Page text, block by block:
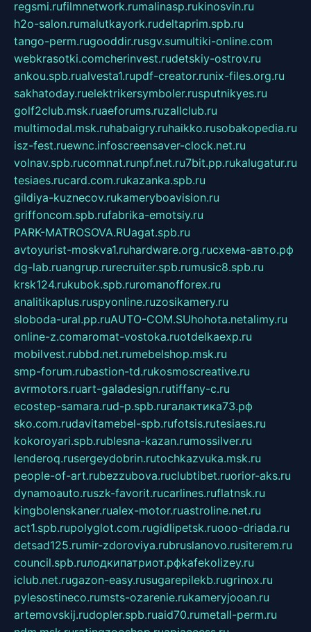
regsmi.rufilmnetwork.rumalinasp.rukinosvin.ru
h2o-salon.rumalutkayork.rudeltaprim.spb.ru
tango-perm.rugooddir.rusgv.sumultiki-online.com
webkrasotki.comcherinvest.rudetskiy-ostrov.ru
ankou.spb.rualvesta1.rupdf-creator.runix-files.org.ru
sakhatoday.ruelektrikersymboler.rusputnikyes.ru
golf2club.msk.ruaeforums.ruzallclub.ru
multimodal.msk.ruhabaigry.ruhaikko.rusobakopedia.ru
isz-fest.ruewnc.infoscreensaver-clock.net.ru
volnav.spb.rucomnat.runpf.net.ru7bit.pp.rukalugatur.ru
tesiaes.rucard.com.rukazanka.spb.ru
gildiya-kuznecov.rukameryboavision.ru
griffoncom.spb.rufabrika-emotsiy.ru
PARK-MATROSOVA.RUagat.spb.ru
avtoyurist-moskva1.ruhardware.org.ruсхема-авто.рф
dg-lab.ruangrup.rurecruiter.spb.rumusic8.spb.ru
krsk124.rukubok.spb.ruromanofforex.ru
analitikaplus.ruspyonline.ruzosikamery.ru
sloboda-ural.pp.ruAUTO-COM.SUhohota.netalimy.ru
online-z.comaromat-vostoka.ruotdelkaexp.ru
mobilvest.rubbd.net.rumebelshop.msk.ru
smp-forum.rubastion-td.rukosmoscreative.ru
avrmotors.ruart-galadesign.rutiffany-c.ru
ecostep-samara.rud-p.spb.ruгалактика73.рф
sko.com.rudavitamebel-spb.rufotsis.rutesiaes.ru
kokoroyari.spb.rublesna-kazan.rumossilver.ru
lenderoq.rusergeydobrin.rutochkazvuka.msk.ru
people-of-art.rubezzubova.ruclubtibet.ruorior-aks.ru
dynamoauto.ruszk-favorit.rucarlines.ruflatnsk.ru
kingbolenskaner.rualex-motor.ruastroline.net.ru
act1.spb.rupolyglot.com.rugidlipetsk.ruooo-driada.ru
detsad125.rumir-zdoroviya.rubruslanovo.rusiterem.ru
council.spb.ruлодкипатриот.рфkafekolizey.ru
iclub.net.rugazon-easy.rusugarepilekb.rugrinox.ru
pylesostineco.rumsts-ozarenie.rukameryjooan.ru
artemovskij.rudopler.spb.ruaid70.rumetall-perm.ru